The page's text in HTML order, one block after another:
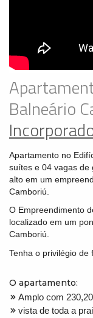
Balneário
Apartamento no
suítes e 04 vagas de
alto em um
Camboriú.
O Empreendimento
localizado em um
Camboriú.
Tenha o privilégio de
O apartamento:
Amplo com
vista de toda a